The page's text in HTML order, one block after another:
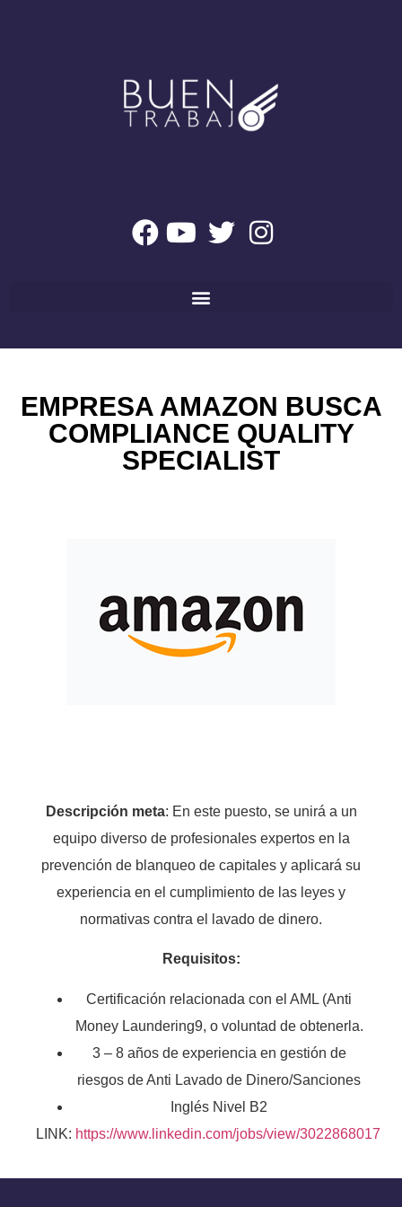
EMPRESA AMAZON BUSCA
COMPLIANCE QUALITY
SPECIALIST
Descripción meta: En este puesto, se unirá a un
equipo diverso de profesionales expertos en la
prevención de blanqueo de capitales y aplicará su
experiencia en el cumplimiento de las leyes y
normativas contra el lavado de dinero.
Requisitos:
Certificación relacionada con el AML (Anti
Money Laundering9, o voluntad de obtenerla.
3 – 8 años de experiencia en gestión de
riesgos de Anti Lavado de Dinero/Sanciones
Inglés Nivel B2
LINK: https://www.linkedin.com/jobs/view/3022868017